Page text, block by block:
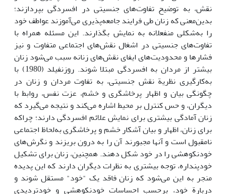
نقش، به توضیح تفاوت‌های جنسیتی در افسردگی بپردازند؛
بدین‌معنی که زنان طی فرایند جامعه‌پذیری می‌آموزند عواطف خود
را به‌شکلی منفعلانه به نمایش بگذارند. این مسئله همراه با
تفاوت‌های جنسیتی در اشغال نقش‌های اجتماعی متفاوت و نیز
فشارها و محدودیت‌های ایفای نقش‌های زنانه سبب می‌شود زنان
بیشتر از مردان به افسردگی مبتلا شوند. روزنفیلد (1980) با
به‌کارگیری نظریة نقش جنسیتی، به تفاوت مردان و زنان در
چگونگی بیان و اظهار پرخاشگری و خشم، عزت نفس، روابط با
دیگران، و حس کنترل بر محیط اشاره می‌کند و نتیجه می‌گیرد که
زنان آمادگی بیشتری برای نمایش علائم افسردگی دارند؛ چراکه
برای زنان، اظهار و بیان آشکار خشم و پرخاشگری به‌لحاظ اجتماعی
نامقبول است و آنها مجبورند آن را به درون بریزند و نگرش‌های
خودنکوهشی را در خود شکل دهند. همچنین، زنان برای تشکیل
خودپنداره، توجه بیشتری به نظرات دیگران دارند که این پدیده
منجر به این می‌شود که زنان فاقد یک "خود" مستقل شوند و
دربارة خود، برحسب احساسات خودنکوهشی و خودتردیدی